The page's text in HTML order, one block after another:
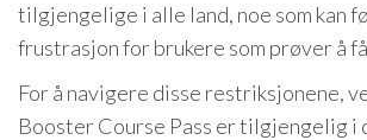
tilgjengelige i alle land, noe som kan
frustrasjon for brukere som prøver å
For å navigere disse restriksjonene,
Booster Course Pass er tilgjengelig i